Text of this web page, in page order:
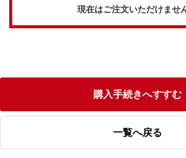
現在はご注文いただけませ
購入手続きへすすむ
一覧へ戻る